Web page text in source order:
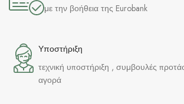
με την βοήθεια της Eurobank
Υποστήριξη
τεχνική υποστήριξη , συμβουλές
αγορά